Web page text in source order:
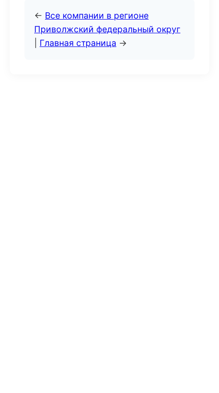
← Все компании в регионе
Приволжский федеральный округ
Главная страница →